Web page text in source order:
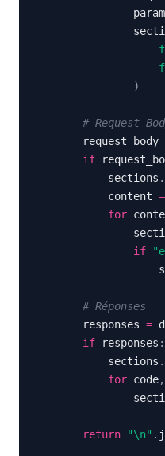
)
# Request
        request_body
if
            sections
.
            content
=
for
if
# Réponses
        responses
=
if responses :
            sections
.
for code,
return "\n" .